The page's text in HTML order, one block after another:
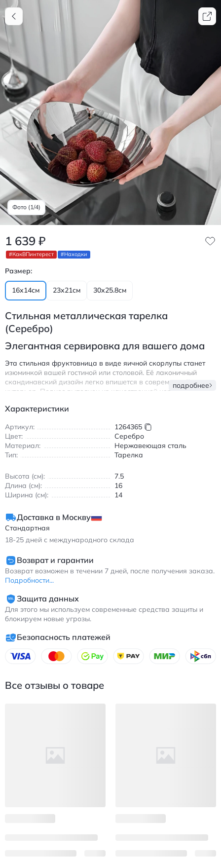
Фото (1/4)
1 639 ₽
#КакВПинтерест #Находки
Размер:
16х14см 23х21см 30х25.8см
Стильная металлическая тарелка
(Серебро)
Элегантная сервировка для вашего дома
Эта стильная фруктовница в виде яичной скорлупы станет
изюминкой вашей гостиной или столовой. Её лаконичный
скандинавский дизайн легко впишется в современный
интерьер. Поднос выполнен из качественной нержавеющей
Фруктовница отлично подходит для сервировки кофейного
столика. На ней можно красиво разложить фрукты, печенье
или конфеты для гостей. Благодаря бортикам и обтекаемой
форме, всё будет аккуратно лежать на своём месте. Ищите
подставку для фруктов или декоративный поднос для
Компактные размеры делают её универсальной. Вы можете
использовать её не только для фруктов, но и как элегантную
организацию для ключей, мелочей или даже в ванной
лёгкостью, создавая уютную атмосферу.
подробнее
Характеристики
Артикул:
1264365
Цвет:
Серебро
Материал:
Нержавеющая сталь
Тип:
Тарелка
Высота (см):
7.5
Длина (см):
16
Ширина (см):
14
Доставка в Москву
Стандартная
18-25 дней с международного склада
Возврат и гарантии
Возврат возможен в течении 7 дней, после получения заказа.
Подробности...
Защита данных
Для этого мы используем современные средства защиты и
блокируем новые угрозы.
Безопасность платежей
Все отзывы о товаре